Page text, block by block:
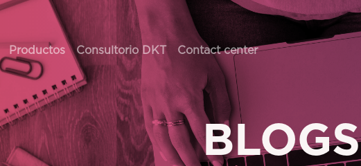
Productos Consultorio DKT Contact center
BLOGS